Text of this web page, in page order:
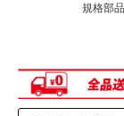
規格部